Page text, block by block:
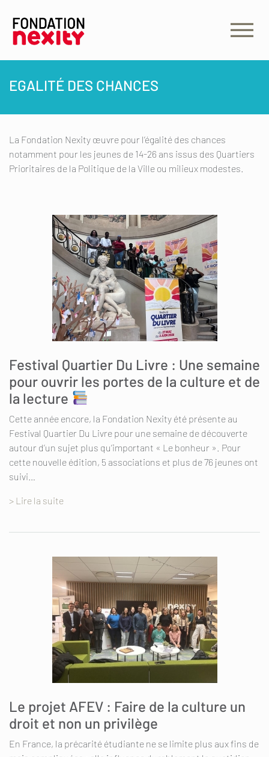
EGALITÉ DES CHANCES
La Fondation Nexity œuvre pour l’égalité des chances
notamment pour les jeunes de 14-26 ans issus des Quartiers
Prioritaires de la Politique de la Ville ou milieux modestes.
Festival Quartier Du Livre : Une semaine
pour ouvrir les portes de la culture et de
la lecture
Cette année encore, la Fondation Nexity été présente au
Festival Quartier Du Livre pour une semaine de découverte
autour d’un sujet plus qu’important « Le bonheur ». Pour
cette nouvelle édition, 5 associations et plus de 76 jeunes ont
suivi…
> Lire la suite
Le projet AFEV : Faire de la culture un
droit et non un privilège
En France, la précarité étudiante ne se limite plus aux fins de